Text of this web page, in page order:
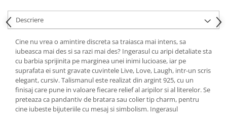
Descriere
Cine nu vrea o amintire discreta sa traiasca mai intens, sa
iubeasca mai des si sa razi mai des? Ingerasul cu aripi detaliate sta
cu barbia sprijinita pe marginea unei inimi lucioase, iar pe
suprafata ei sunt gravate cuvintele Live, Love, Laugh, intr-un scris
elegant, cursiv. Talismanul este realizat din argint 925, cu un
finisaj care pune in valoare fiecare relief al aripilor si al literelor. Se
preteaza ca pandantiv de bratara sau colier tip charm, pentru
cine iubeste bijuteriile cu mesaj si simbolism. Ingerasul